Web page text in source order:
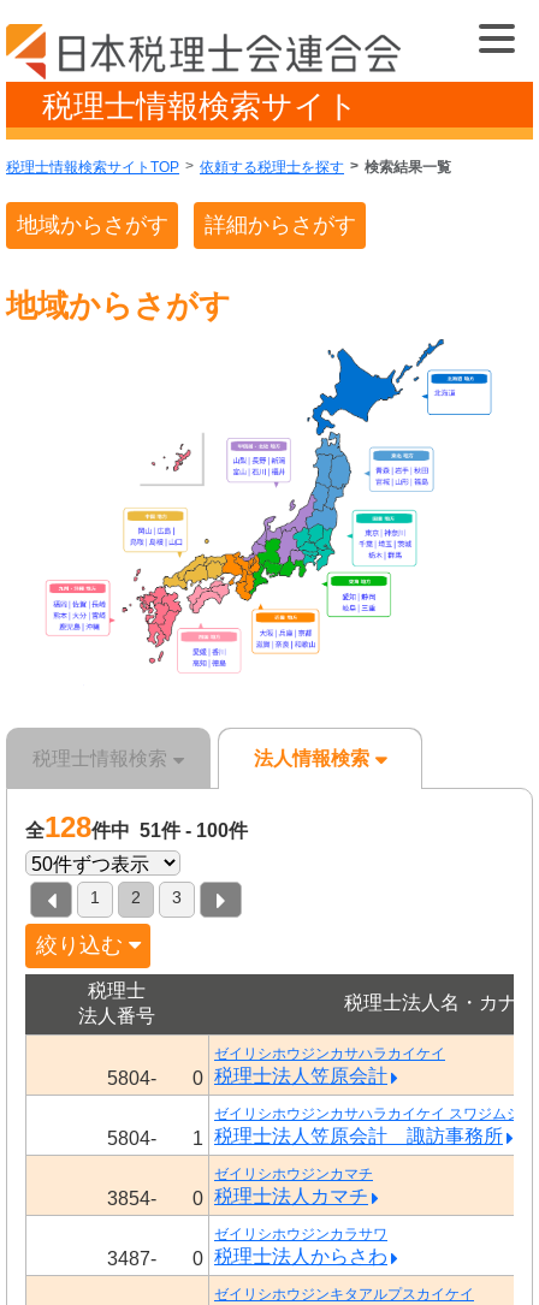
税理士情報検索サイト
税理士情報検索サイトTOP 依頼する税理士を探す 検索結果一覧
地域からさがす 詳細からさがす
地域からさがす
税理士情報検索 法人情報検索
全128件中 51件 - 100件
1 2 3
絞り込む
税理士
法人番号
税理士法人名・カナ
5804- 0
ゼイリシホウジンカサハラカイケイ
税理士法人笠原会計
5804- 1
ゼイリシホウジンカサハラカイケイ スワジムショ
税理士法人笠原会計 諏訪事務所
3854- 0
ゼイリシホウジンカマチ
税理士法人カマチ
3487- 0
ゼイリシホウジンカラサワ
税理士法人からさわ
ゼイリシホウジンキタアルプスカイケイ